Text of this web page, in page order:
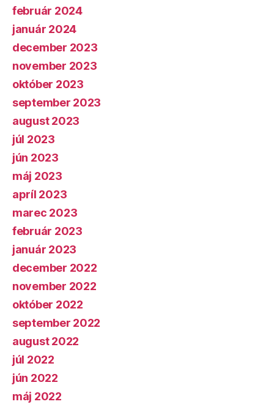
február 2024
január 2024
december 2023
november 2023
október 2023
september 2023
august 2023
júl 2023
jún 2023
máj 2023
apríl 2023
marec 2023
február 2023
január 2023
december 2022
november 2022
október 2022
september 2022
august 2022
júl 2022
jún 2022
máj 2022